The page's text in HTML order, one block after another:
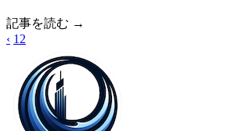
記事を読む →
‹ 1 2